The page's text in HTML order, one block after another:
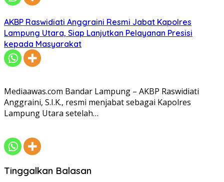
AKBP Raswidiati Anggraini Resmi Jabat Kapolres
Lampung Utara, Siap Lanjutkan Pelayanan Presisi
kepada Masyarakat
Mediaawas.com Bandar Lampung – AKBP Raswidiati
Anggraini, S.I.K., resmi menjabat sebagai Kapolres
Lampung Utara setelah…
Tinggalkan Balasan